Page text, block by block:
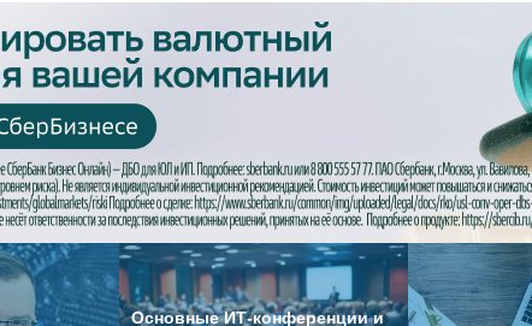
Основные ИТ-конференции и